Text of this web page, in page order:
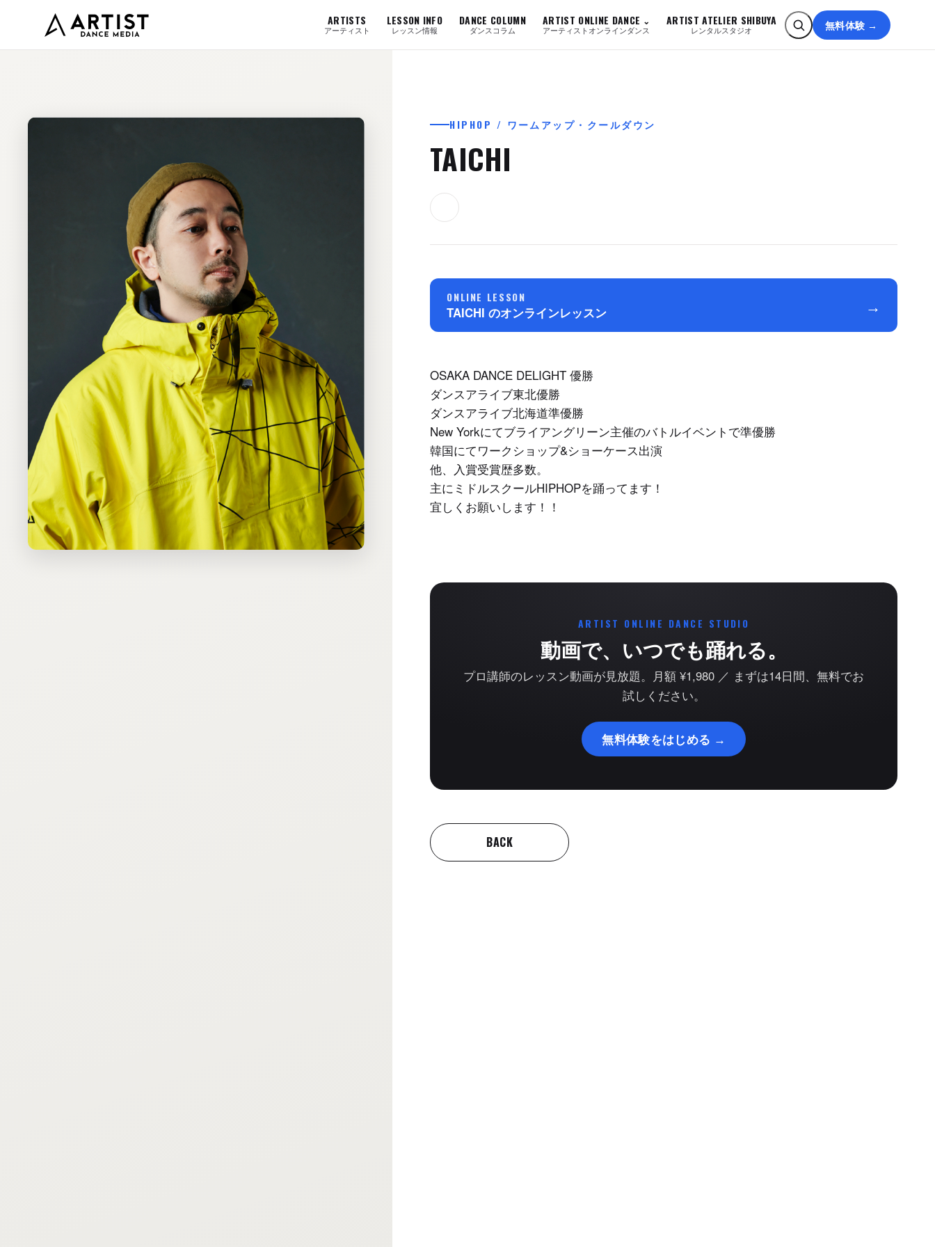
ARTISTS
アーティスト
LESSON INFO
レッスン情報
DANCE COLUMN
ダンスコラム
ARTIST ONLINE DANCE
アーティストオンラインダンス
ARTIST ATELIER SHIBUYA
レンタルスタジオ 無料体験 →
HIPHOP / ワームアップ・クールダウン
TAICHI
ONLINE LESSON
TAICHI のオンラインレッスン →
OSAKA DANCE DELIGHT 優勝
ダンスアライブ東北優勝
ダンスアライブ北海道準優勝
New Yorkにてブライアングリーン主催のバトルイベントで準優勝
韓国にてワークショップ&ショーケース出演
他、入賞受賞歴多数。
主にミドルスクールHIPHOPを踊ってます！
宜しくお願いします！！
ARTIST ONLINE DANCE STUDIO
動画で、いつでも踊れる。
プロ講師のレッスン動画が見放題。月額 ¥1,980 ／ まずは14日間、無料でお
試しください。
無料体験をはじめる →
BACK